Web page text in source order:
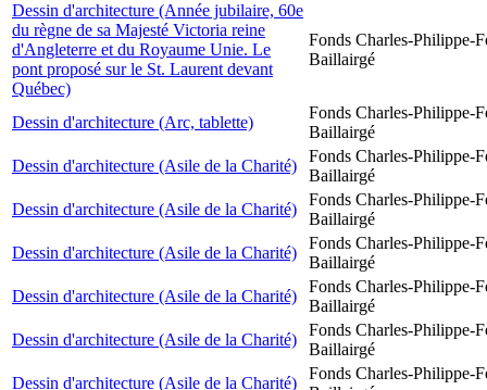
Dessin d'architecture (Année jubilaire, 60e
du règne de sa Majesté Victoria reine
d'Angleterre et du Royaume Unie. Le
pont proposé sur le St. Laurent devant
Québec)
Fonds Charles-Philippe-
Baillairgé
Dessin d'architecture (Arc, tablette)
Fonds Charles-Philippe-
Baillairgé
Dessin d'architecture (Asile de la Charité)
Fonds Charles-Philippe-
Baillairgé
Dessin d'architecture (Asile de la Charité)
Fonds Charles-Philippe-
Baillairgé
Dessin d'architecture (Asile de la Charité)
Fonds Charles-Philippe-
Baillairgé
Dessin d'architecture (Asile de la Charité)
Fonds Charles-Philippe-
Baillairgé
Dessin d'architecture (Asile de la Charité)
Fonds Charles-Philippe-
Baillairgé
Dessin d'architecture (Asile de la Charité)
Fonds Charles-Philippe-